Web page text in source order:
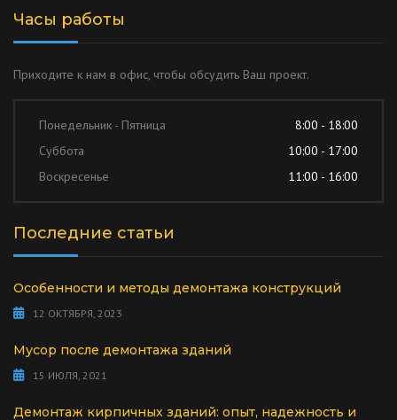
Часы работы
Приходите к нам в офис, чтобы обсудить Ваш проект.
Понедельник - Пятница
8:00 - 18:00
Суббота
10:00 - 17:00
Воскресенье
11:00 - 16:00
Последние статьи
Особенности и методы демонтажа конструкций
12 ОКТЯБРЯ, 2023
Мусор после демонтажа зданий
15 ИЮЛЯ, 2021
Демонтаж кирпичных зданий: опыт, надежность и